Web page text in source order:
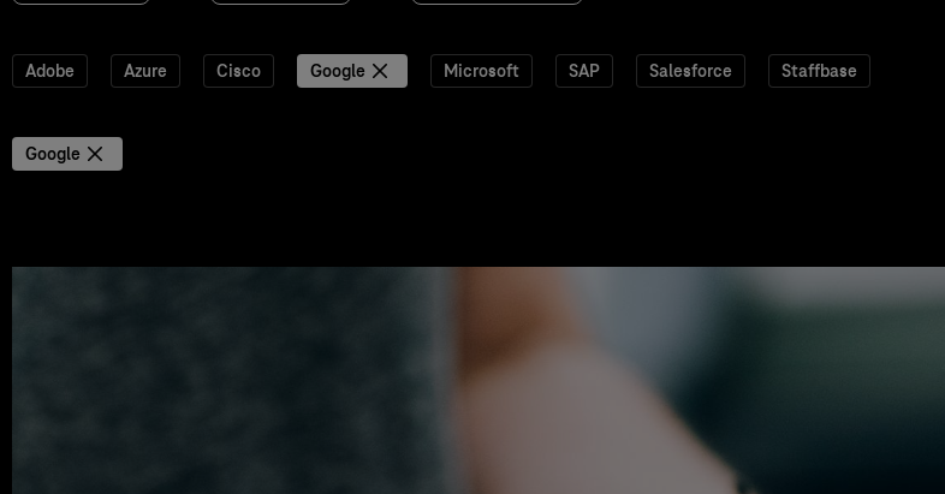
Adobe Azure Cisco Google Microsoft SAP Salesforce Staffbase
Google